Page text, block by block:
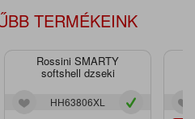
TERMÉKEINK
Rossini SMARTY
softshell dzseki
HH63806XL